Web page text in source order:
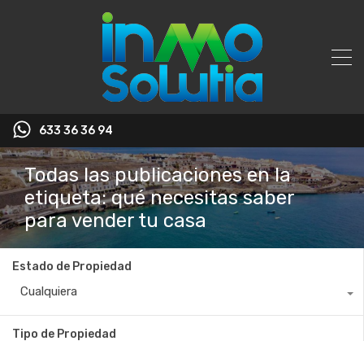
633 36 36 94
Todas las publicaciones en la
etiqueta: qué necesitas saber
para vender tu casa
Estado de Propiedad
Cualquiera
Tipo de Propiedad